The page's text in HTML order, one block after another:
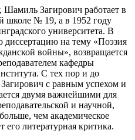
Шамиль Загирович работает в
школе № 19, а в 1952 году
университета. В
диссертацию на тему «Поэзия
войны», возвращается
кафедры
С тех пор и до
с равным успехом и
двумя важнейшими для
и научной,
чем академическое
его литературная критика.